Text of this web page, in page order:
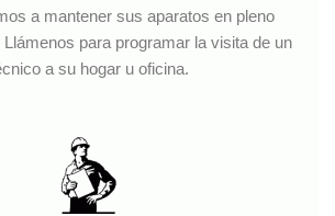
a mantener sus aparatos en pleno
para programar la visita de un
a su hogar u oficina.